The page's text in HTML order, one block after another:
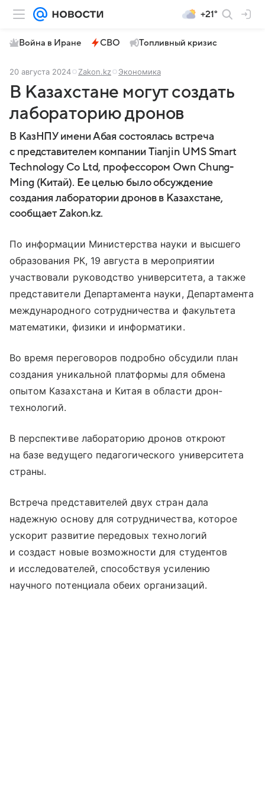
+21°
Война в Иране СВО Топливный кризис
20 августа 2024 Zakon.kz Экономика
В Казахстане могут создать
лабораторию дронов
В КазНПУ имени Абая состоялась встреча
с представителем компании Tianjin UMS Smart
Technology Co Ltd, профессором Own Chung-
Ming (Китай). Ее целью было обсуждение
создания лаборатории дронов в Казахстане,
сообщает Zakon.kz.
По информации Министерства науки и высшего
образования РК, 19 августа в мероприятии
участвовали руководство университета, а также
представители Департамента науки, Департамента
международного сотрудничества и факультета
математики, физики и информатики.
Во время переговоров подробно обсудили план
создания уникальной платформы для обмена
опытом Казахстана и Китая в области дрон-
технологий.
В перспективе лабораторию дронов откроют
на базе ведущего педагогического университета
страны.
Встреча представителей двух стран дала
надежную основу для сотрудничества, которое
ускорит развитие передовых технологий
и создаст новые возможности для студентов
и исследователей, способствуя усилению
научного потенциала обеих организаций.